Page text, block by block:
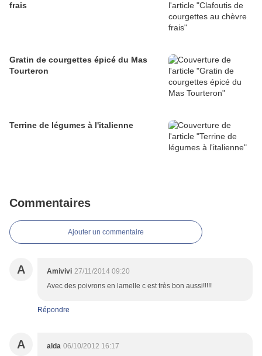
frais
Gratin de courgettes épicé du Mas
Tourteron
Terrine de légumes à l'italienne
Commentaires
Ajouter un commentaire
A Amivivi 27/11/2014 09:20
Avec des poivrons en lamelle c est très bon aussi!!!!!
Répondre
A alda 06/10/2012 16:17